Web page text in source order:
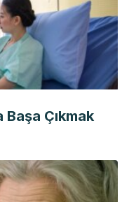
Çıkmak